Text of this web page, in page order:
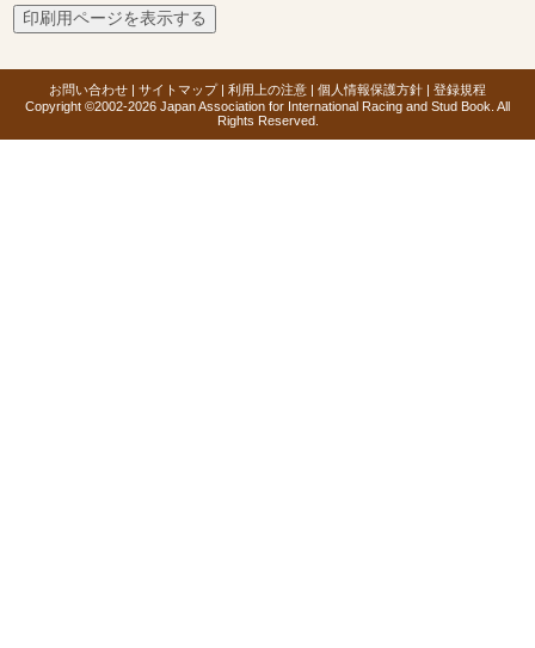
お問い合わせ | サイトマップ| 利用上の注意 | 個人情報保護方針 | 登録規程
Copyright ©2002-2026 Japan Association for International Racing and Stud Book. All
Rights Reserved.